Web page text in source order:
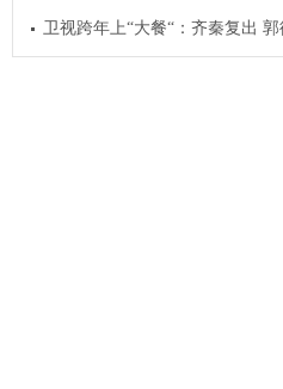
卫视跨年上“大餐“：齐秦复出